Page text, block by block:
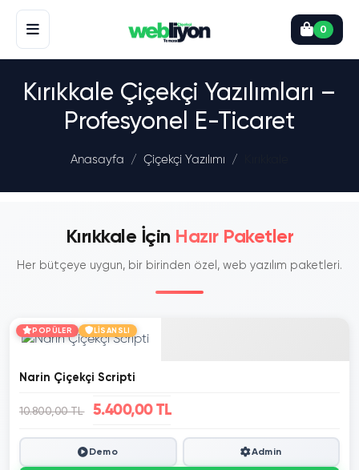
0
Kırıkkale Çiçekçi Yazılımları –
Profesyonel E-Ticaret
Anasayfa Çiçekçi Yazılımı
Kırıkkale İçin Hazır Paketler
Her bütçeye uygun, bir birinden özel, web yazılım paketleri.
POPÜLER LİSANSLI
Narin Çiçekçi Scripti
10.800,00 TL 5.400,00 TL
Demo Admin